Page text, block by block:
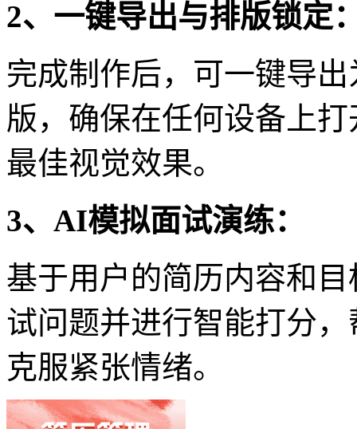
2、一键导出与排版锁定
完成制作后，可一键导
版，确保在任何设备上
最佳视觉效果。
3、AI模拟面试演练：
基于用户的简历内容和
试问题并进行智能打分
克服紧张情绪。